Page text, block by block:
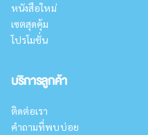
หนังสือใหม่
เซตสุดคุ้ม
โปรโมชั่น
บริการลูกค้า
ติดต่อเรา
คำถามที่พบบ่อย